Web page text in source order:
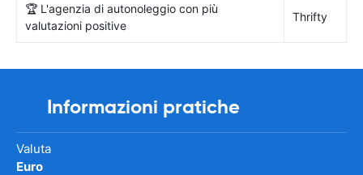
🏆 L'agenzia di autonoleggio con più
valutazioni positive
Thrifty
Informazioni pratiche
Valuta
Euro